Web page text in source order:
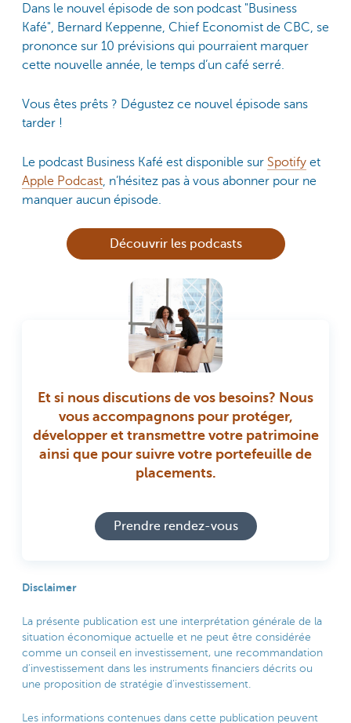
Dans le nouvel épisode de son podcast "Business
Kafé", Bernard Keppenne, Chief Economist de CBC, se
prononce sur 10 prévisions qui pourraient marquer
cette nouvelle année, le temps d’un café serré.
Vous êtes prêts ? Dégustez ce nouvel épisode sans
tarder !
​​​​​​​Le podcast Business Kafé est disponible sur Spotify et
Apple Podcast, n’hésitez pas à vous abonner pour ne
manquer aucun épisode.
Découvrir les podcasts
Et si nous discutions de vos besoins? Nous
vous accompagnons pour protéger,
développer et transmettre votre patrimoine
ainsi que pour suivre votre portefeuille de
placements.
Prendre rendez-vous
Disclaimer
La présente publication est une interprétation générale de la
situation économique actuelle et ne peut être considérée
comme un conseil en investissement, une recommandation
d’investissement dans les instruments financiers décrits ou
une proposition de stratégie d’investissement.
Les informations contenues dans cette publication peuvent